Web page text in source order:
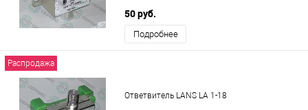
50 руб.
Подробнее
Распродажа
Ответвитель LANS LA 1-18